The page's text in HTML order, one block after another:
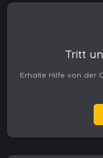
Tritt
Erhalte Hilfe von der